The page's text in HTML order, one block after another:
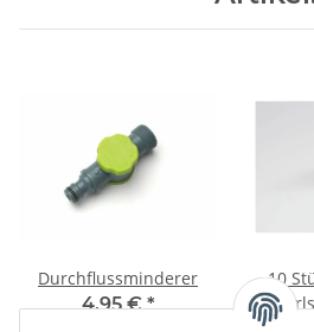
Durchflussminderer
4,95 €*
10